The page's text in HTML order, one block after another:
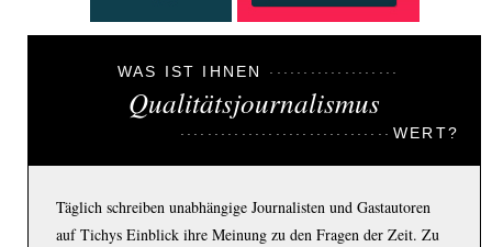
WAS IST IHNEN
Qualitätsjournalismus
WERT?
Täglich schreiben unabhängige Journalisten und Gastautoren
auf Tichys Einblick ihre Meinung zu den Fragen der Zeit. Zu